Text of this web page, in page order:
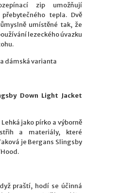
zip umožňují
tepla. Dvě
umístěné tak, že
lezeckého úvazku
dámská varianta
Down Light Jacket
jako pírko a výborně
a materiály, které
je Bergans Slingsby
praští, hodí se účinná